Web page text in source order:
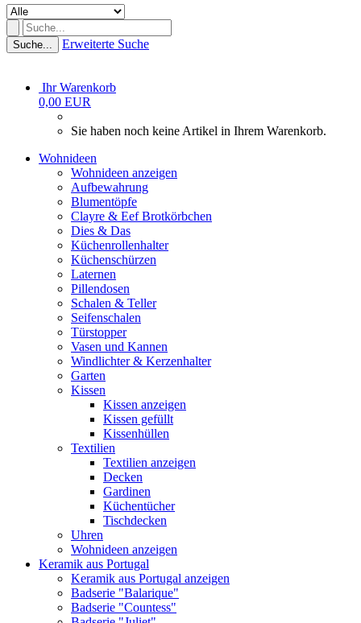
Suche... Erweiterte Suche
Ihr Warenkorb
0,00 EUR
Sie haben noch keine Artikel in Ihrem Warenkorb.
Wohnideen
Wohnideen anzeigen
Aufbewahrung
Blumentöpfe
Clayre & Eef Brotkörbchen
Dies & Das
Küchenrollenhalter
Küchenschürzen
Laternen
Pillendosen
Schalen & Teller
Seifenschalen
Türstopper
Vasen und Kannen
Windlichter & Kerzenhalter
Garten
Kissen
Kissen anzeigen
Kissen gefüllt
Kissenhüllen
Textilien
Textilien anzeigen
Decken
Gardinen
Küchentücher
Tischdecken
Uhren
Wohnideen anzeigen
Keramik aus Portugal
Keramik aus Portugal anzeigen
Badserie "Balarique"
Badserie "Countess"